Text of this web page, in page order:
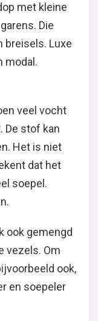
met kleine
Die
breisels. Luxe
modal.
veel vocht
De stof kan
Het is niet
dat het
soepel.
ook gemengd
vezels. Om
ook,
en soepeler